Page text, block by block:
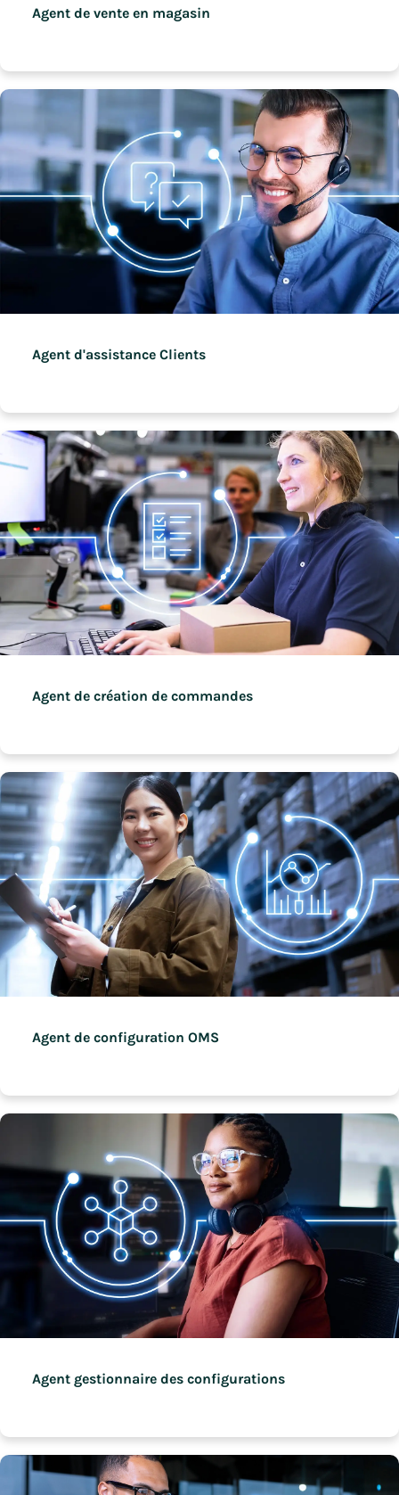
Agent de vente en magasin
Agent d'assistance Clients
Agent de création de commandes
Agent de configuration OMS
Agent gestionnaire des configurations